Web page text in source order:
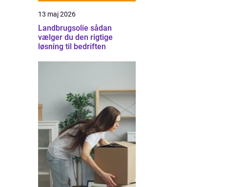
13 maj 2026
Landbrugsolie sådan
vælger du den rigtige
løsning til bedriften